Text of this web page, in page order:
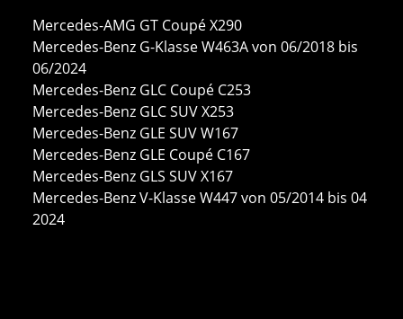
Mercedes-AMG GT Coupé X290
Mercedes-Benz G-Klasse W463A von 06/2018 bis
06/2024
Mercedes-Benz GLC Coupé C253
Mercedes-Benz GLC SUV X253
Mercedes-Benz GLE SUV W167
Mercedes-Benz GLE Coupé C167
Mercedes-Benz GLS SUV X167
Mercedes-Benz V-Klasse W447 von 05/2014 bis 04
2024